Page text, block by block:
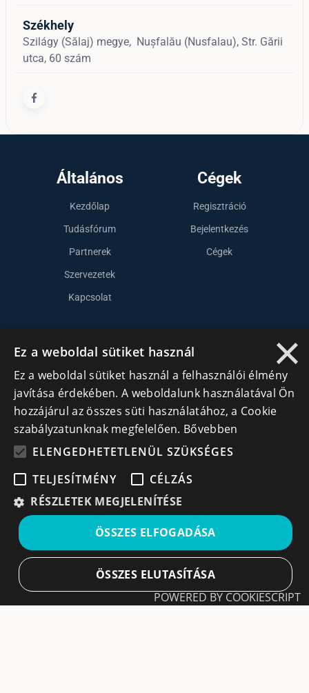
Székhely
Szilágy (Sălaj) megye, Nușfalău (Nusfalau), Str. Gării
utca, 60 szám
Általános
Kezdőlap
Tudásfórum
Partnerek
Szervezetek
Kapcsolat
Cégek
Regisztráció
Bejelentkezés
Cégek
Lépj kapcsolatba velünk
info@cegek.ro
+40 740 856 970
Iratkozz fel hírlevelünkre!
Ne hagyd ki a lehetőséget, hogy naprakész maradj a
egyszerű és gyors illetve bármikor leiratkozhatsz, ha úgy
×
Ez a weboldal sütiket használ
Ez a weboldal sütiket használ a felhasználói élmény
javítása érdekében. A weboldalunk használatával Ön
hozzájárul az összes süti használatához, a Cookie
szabályzatunknak megfelelően. Bővebben
ELENGEDHETETLENÜL SZÜKSÉGES
TELJESÍTMÉNY
CÉLZÁS
RÉSZLETEK MEGJELENÍTÉSE
ÖSSZES ELFOGADÁSA
ÖSSZES ELUTASÍTÁSA
POWERED BY COOKIESCRIPT